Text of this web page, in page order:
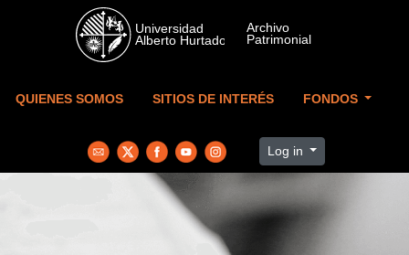
Skip to main content
QUIENES SOMOS SITIOS DE INTERÉS FONDOS
Log in